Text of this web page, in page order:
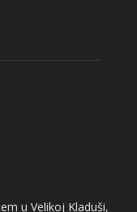
u Velikoj Kladuši,